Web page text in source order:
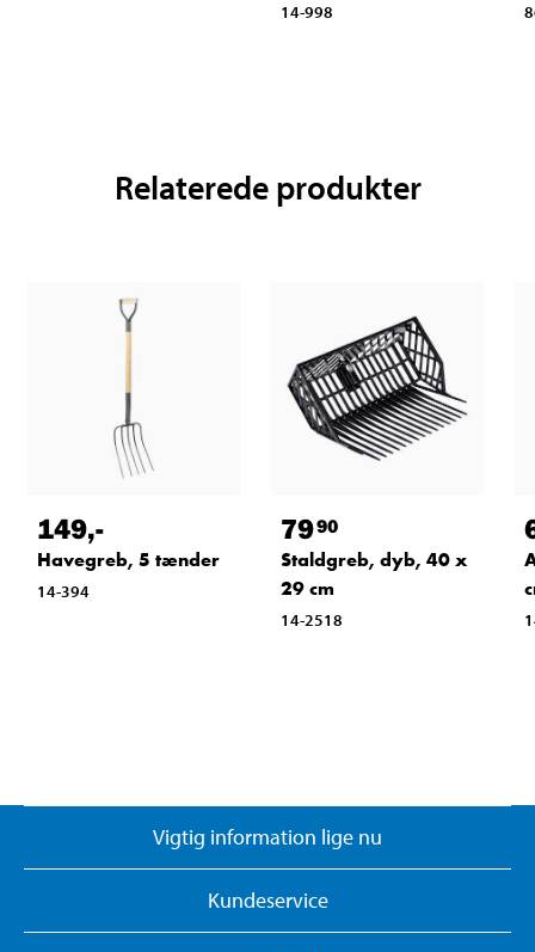
14-998
Relaterede produkter
149,-
Havegreb, 5 tænder
14-394
7990
Staldgreb, dyb, 40 x
29 cm
14-2518
Vigtig information lige nu
Kundeservice